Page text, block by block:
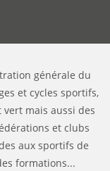
générale du
et cycles sportifs,
vert mais aussi des
et clubs
aux sportifs de
formations...